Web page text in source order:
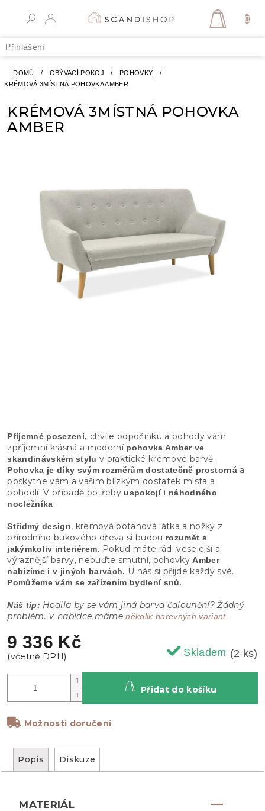
Přihlášení
DOMŮ / OBÝVACÍ POKOJ / POHOVKY
/
KRÉMOVÁ 3MÍSTNÁ POHOVKA AMBER
KRÉMOVÁ 3MÍSTNÁ POHOVKA
AMBER
9 336 Kč
Skladem (2 ks)
Možnosti doručení
Přidat do košíku
Příjemné posezení, chvíle odpočinku a pohody vám
zpříjemní krásná a moderní pohovka Amber ve
skandinávském stylu v praktické krémové barvě.
Pohovka je díky svým rozměrům dostatečně prostornáa
poskytne vám a vašim blízkým dostatek místa a
pohodlí. V případě potřeby uspokojí i náhodného
nocležníka.
Střídmý design, krémová potahová látka a nožky z
přírodního bukového dřeva si budou rozumět s
jakýmkoliv interiérem. Pokud máte rádi veselejší a
výraznější barvy, nebuďte smutní, pohovkyAmber
nabízíme i v jiných barvách. U nás si přijde každý své.
Pomůžeme vám se zařízením bydlení snů.
Náš tip: Hodila by se vám jiná barva čalounění? Žádný
problém. V nabídce mámeněkolik barevných variant.
Popis Diskuze
MATERIÁL